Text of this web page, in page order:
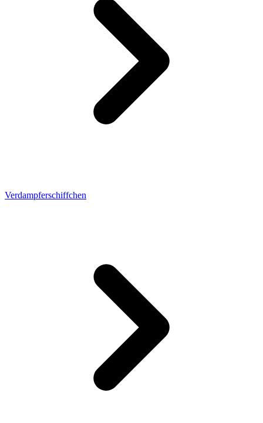
Verdampferschiffchen